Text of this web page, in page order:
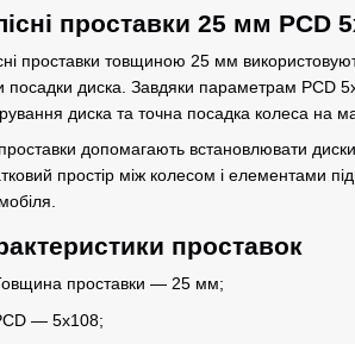
проставки 25 мм PCD
проставки товщиною 25 мм
посадки диска. Завдяки параметрам PCD
диска та точна посадка колеса на
проставки допомагають встановлювати
простір між колесом і елементами
проставок
проставки — 25 мм;
— 5x108;